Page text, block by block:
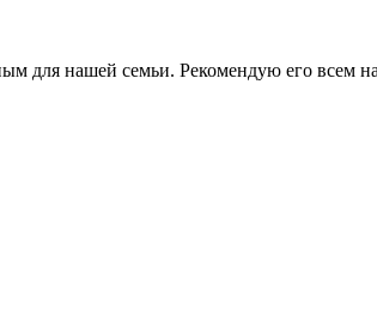
для нашей семьи. Рекомендую его всем